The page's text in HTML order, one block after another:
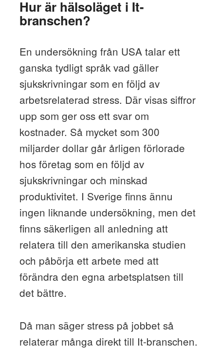
Hur är hälsoläget i It-
branschen?
En undersökning från USA talar ett
ganska tydligt språk vad gäller
sjukskrivningar som en följd av
arbetsrelaterad stress. Där visas siffror
upp som ger oss ett svar om
kostnader. Så mycket som 300
miljarder dollar går årligen förlorade
hos företag som en följd av
sjukskrivningar och minskad
produktivitet. I Sverige finns ännu
ingen liknande undersökning, men det
finns säkerligen all anledning att
relatera till den amerikanska studien
och påbörja ett arbete med att
förändra den egna arbetsplatsen till
det bättre.
Då man säger stress på jobbet så
relaterar många direkt till It-branschen.